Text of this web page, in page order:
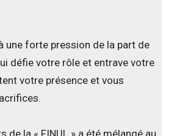
une forte pression de la part de
défie votre rôle et entrave votre
votre présence et vous